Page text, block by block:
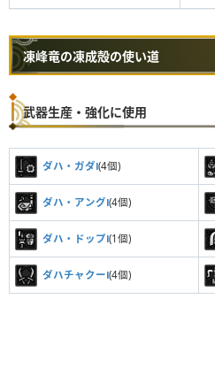
凍峰竜の凍成殻の使い道
武器生産・強化に使用
ダハ・ガダⅠ(4個)
ダハ・アングⅠ(4個)
ダハ・ドップⅠ(1個)
ダハチャクーⅠ(4個)